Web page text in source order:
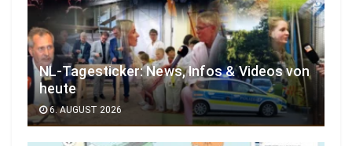
NL-Tagesticker: News, Infos & Videos von
heute
6. AUGUST 2026